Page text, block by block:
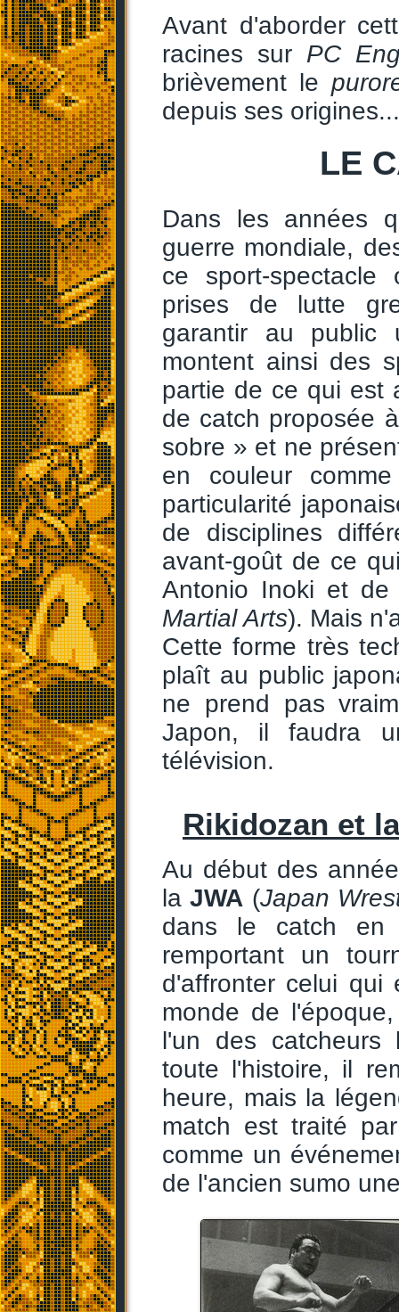
Avant d'aborder
racines sur PC
brièvement le
depuis ses origines...
LE
Dans les années
guerre mondiale,
ce sport-spectacle
prises de lutte
garantir au public
montent ainsi des
partie de ce qui est
de catch proposée
sobre » et ne
en couleur
particularité
de disciplines
avant-goût de ce
Antonio Inoki et de
Martial Arts). Mais
Cette forme très
plaît au public
ne prend pas
Japon, il faudra
télévision.
Rikidozan et
Au début des
laJWA (Japan
dans le catch en
remportant un
d'affronter celui qui
monde de
l'un des catcheurs
toute l'histoire, il
heure, mais la
match est traité
comme un
de l'ancien sumo